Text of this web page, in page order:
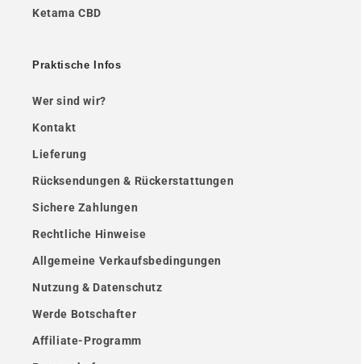
Ketama CBD
Praktische Infos
Wer sind wir?
Kontakt
Lieferung
Rücksendungen & Rückerstattungen
Sichere Zahlungen
Rechtliche Hinweise
Allgemeine Verkaufsbedingungen
Nutzung & Datenschutz
Werde Botschafter
Affiliate-Programm